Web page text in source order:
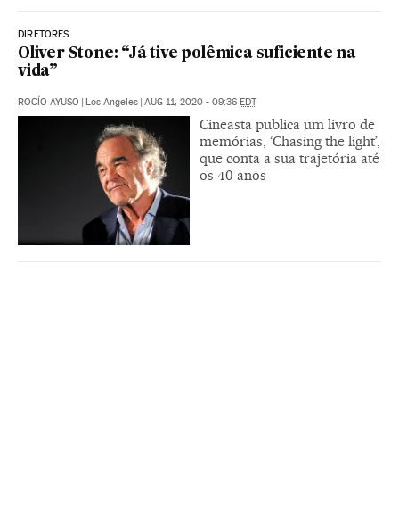
DIRETORES
Oliver Stone: “Já tive polêmica suficiente na
vida”
ROCÍO AYUSO | Los Angeles | AUG 11, 2020 - 09:36 EDT
Cineasta publica um livro de
memórias, ‘Chasing the light’,
que conta a sua trajetória até
os 40 anos